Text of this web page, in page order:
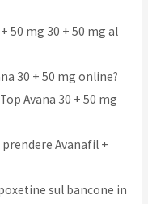
50 mg 30 + 50 mg al
30 + 50 mg online?
Avana 30 + 50 mg
Avanafil +
sul bancone in